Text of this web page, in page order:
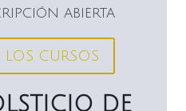
ABIERTA
CURSOS
DE